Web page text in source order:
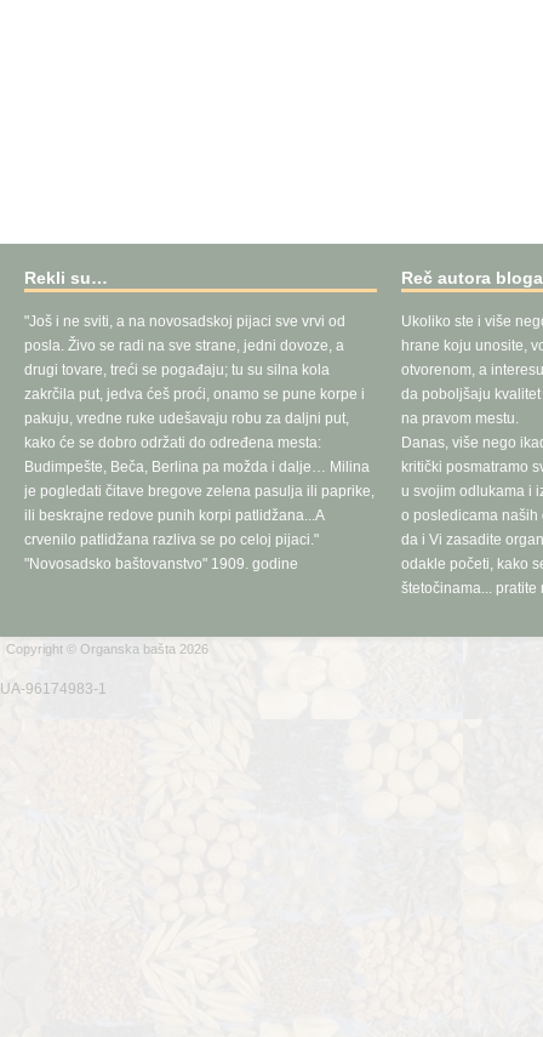
Rekli su…
"Još i ne sviti, a na novosadskoj pijaci sve vrvi od
posla. Živo se radi na sve strane, jedni dovoze, a
drugi tovare, treći se pogađaju; tu su silna kola
zakrčila put, jedva ćeš proći, onamo se pune korpe i
pakuju, vredne ruke udešavaju robu za daljni put,
kako će se dobro održati do određena mesta:
Budimpešte, Beča, Berlina pa možda i dalje… Milina
je pogledati čitave bregove zelena pasulja ili paprike,
ili beskrajne redove punih korpi patlidžana...A
crvenilo patlidžana razliva se po celoj pijaci."
"Novosadsko baštovanstvo" 1909. godine
Reč autora
Ukoliko ste i više
hrane koju unosite,
otvorenom, a
da poboljšaju
na pravom mestu.
Danas, više nego
kritički posmatramo
u svojim odlukama i
o posledicama naših
da i Vi zasadite
odakle početi, kako
štetočinama... pratite
Copyright © Organska bašta 2026
UA-96174983-1